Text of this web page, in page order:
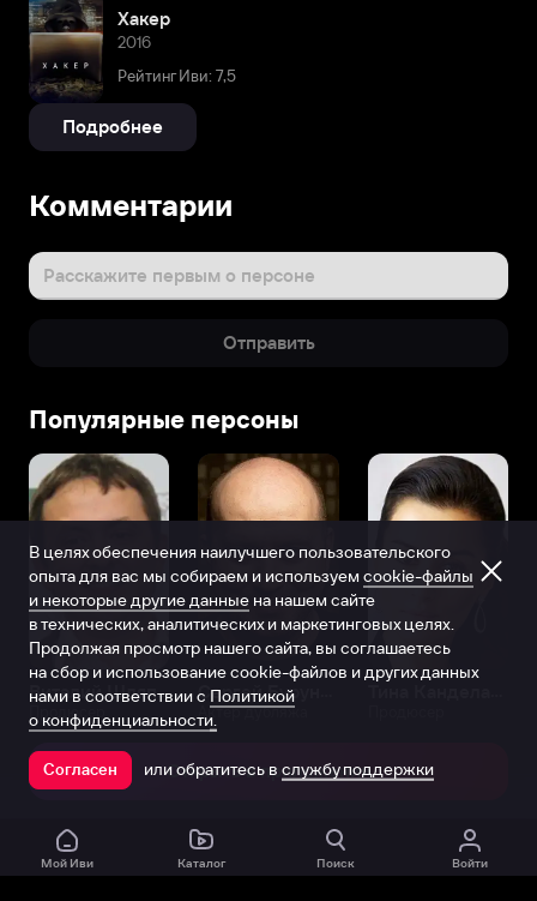
Хакер
2016
Рейтинг Иви: 7,5
Подробнее
Комментарии
Расскажите первым о персоне
Отправить
Популярные персоны
Виталий Шляппо
Продюсер Актёр дубляжа
Открыть в приложении
Мой Иви Каталог Поиск Войти
В целях обеспечения наилучшего пользовательского
опыта для вас мы собираем и используем cookie-файлы
и некоторые другие данные на нашем сайте
в технических, аналитических и маркетинговых целях.
Продолжая просмотр нашего сайта, вы соглашаетесь
на сбор и использование cookie-файлов и других данных
нами в соответствии с Политикой
о конфиденциальности.
Согласен или обратитесь в службу поддержки